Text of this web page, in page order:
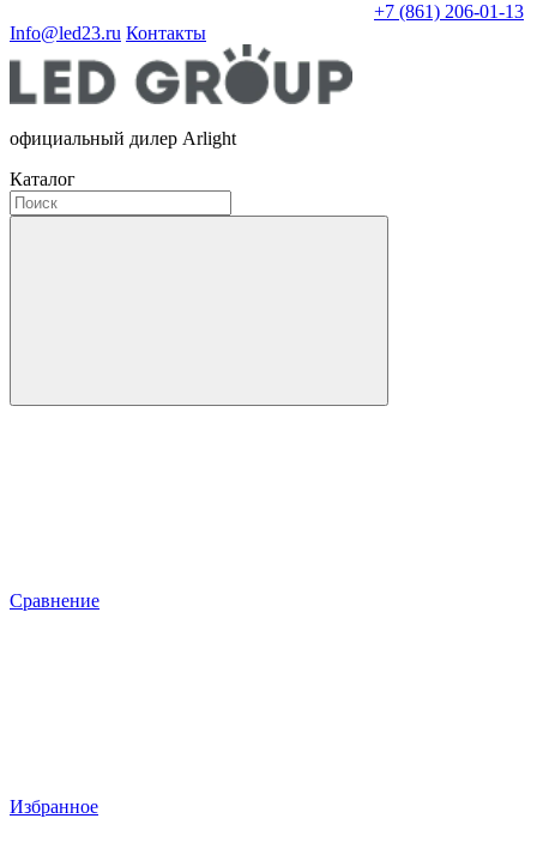
+7 (861) 206-01-13
Info@led23.ru Контакты
официальный дилер Arlight
Каталог
Сравнение
Избранное